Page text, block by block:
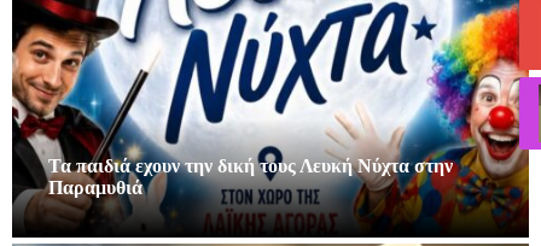
Τα παιδιά εχουν την δική τους Λευκή Νύχτα στην
Παραμυθιά